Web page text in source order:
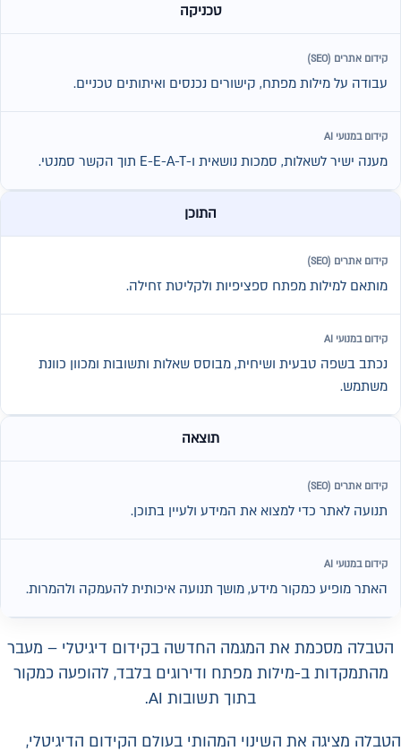
טכניקה
עבודה על מילות מפתח, קישורים נכנסים ואיתותים טכניים.
מענה ישיר לשאלות, סמכות נושאית ו-E-E-A-T תוך הקשר סמנטי.
התוכן
מותאם למילות מפתח ספציפיות ולקליטת זחילה.
נכתב בשפה טבעית ושיחית, מבוסס שאלות ותשובות ומכוון כוונת
משתמש.
תוצאה
תנועה לאתר כדי למצוא את המידע ולעיין בתוכן.
האתר מופיע כמקור מידע, מושך תנועה איכותית להעמקה ולהמרות.
הטבלה מסכמת את המגמה החדשה בקידום דיגיטלי – מעבר
מהתמקדות ב-מילות מפתח ודירוגים בלבד, להופעה כמקור
בתוך תשובות AI.
הטבלה מציגה את השינוי המהותי בעולם הקידום הדיגיטלי,